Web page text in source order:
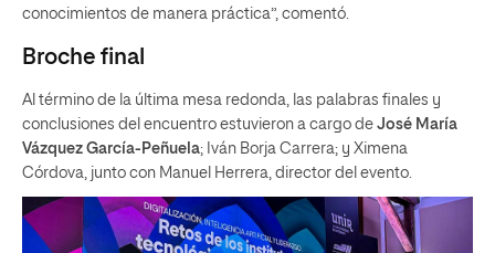
conocimientos de manera práctica”, comentó.
Broche final
Al término de la última mesa redonda, las palabras finales y
conclusiones del encuentro estuvieron a cargo de José María
Vázquez García-Peñuela; Iván Borja Carrera; y Ximena
Córdova, junto con Manuel Herrera, director del evento.